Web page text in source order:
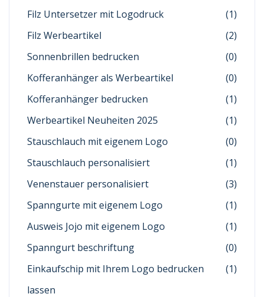
Filz Untersetzer mit Logodruck
(1)
Filz Werbeartikel
(2)
Sonnenbrillen bedrucken
(0)
Kofferanhänger als Werbeartikel
(0)
Kofferanhänger bedrucken
(1)
Werbeartikel Neuheiten 2025
(1)
Stauschlauch mit eigenem Logo
(0)
Stauschlauch personalisiert
(1)
Venenstauer personalisiert
(3)
Spanngurte mit eigenem Logo
(1)
Ausweis Jojo mit eigenem Logo
(1)
Spanngurt beschriftung
(0)
Einkaufschip mit Ihrem Logo bedrucken
lassen
(1)